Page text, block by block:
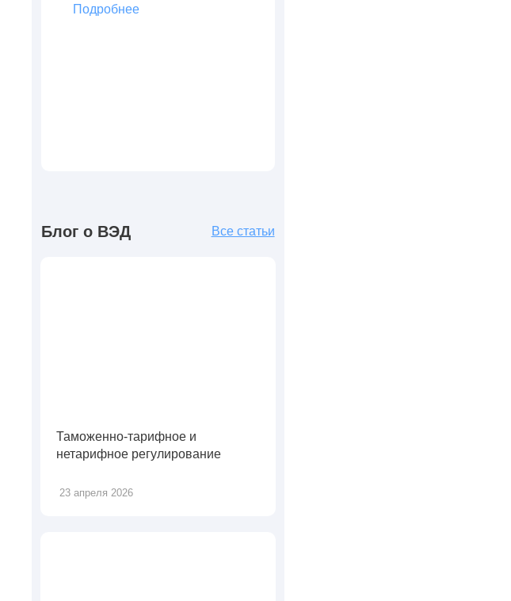
Подробнее
Все статьи
Блог о ВЭД
23 апреля 2026
Таможенно-тарифное и
нетарифное регулирование